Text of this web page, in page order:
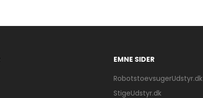
EMNE SIDER
RobotstoevsugerUdstyr.dk
StigeUdstyr.dk